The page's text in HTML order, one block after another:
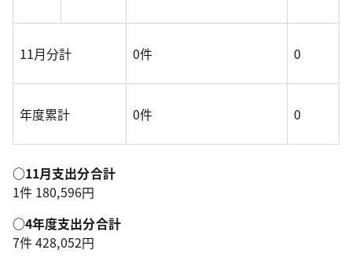
11月分計 0件 0
年度累計 0件 0
○11月支出分合計
1件 180,596円
○4年度支出分合計
7件 428,052円